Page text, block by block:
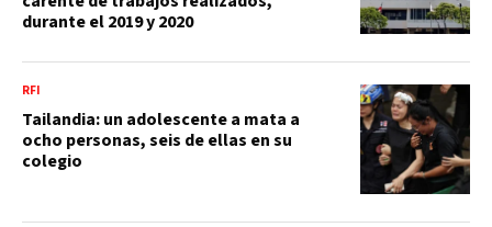
durante el 2019 y 2020
RFI
Tailandia: un adolescente a mata a
ocho personas, seis de ellas en su
colegio